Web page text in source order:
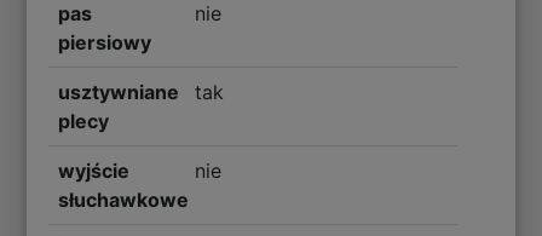
pas
piersiowy
nie
usztywniane
plecy
tak
wyjście
słuchawkowe
nie